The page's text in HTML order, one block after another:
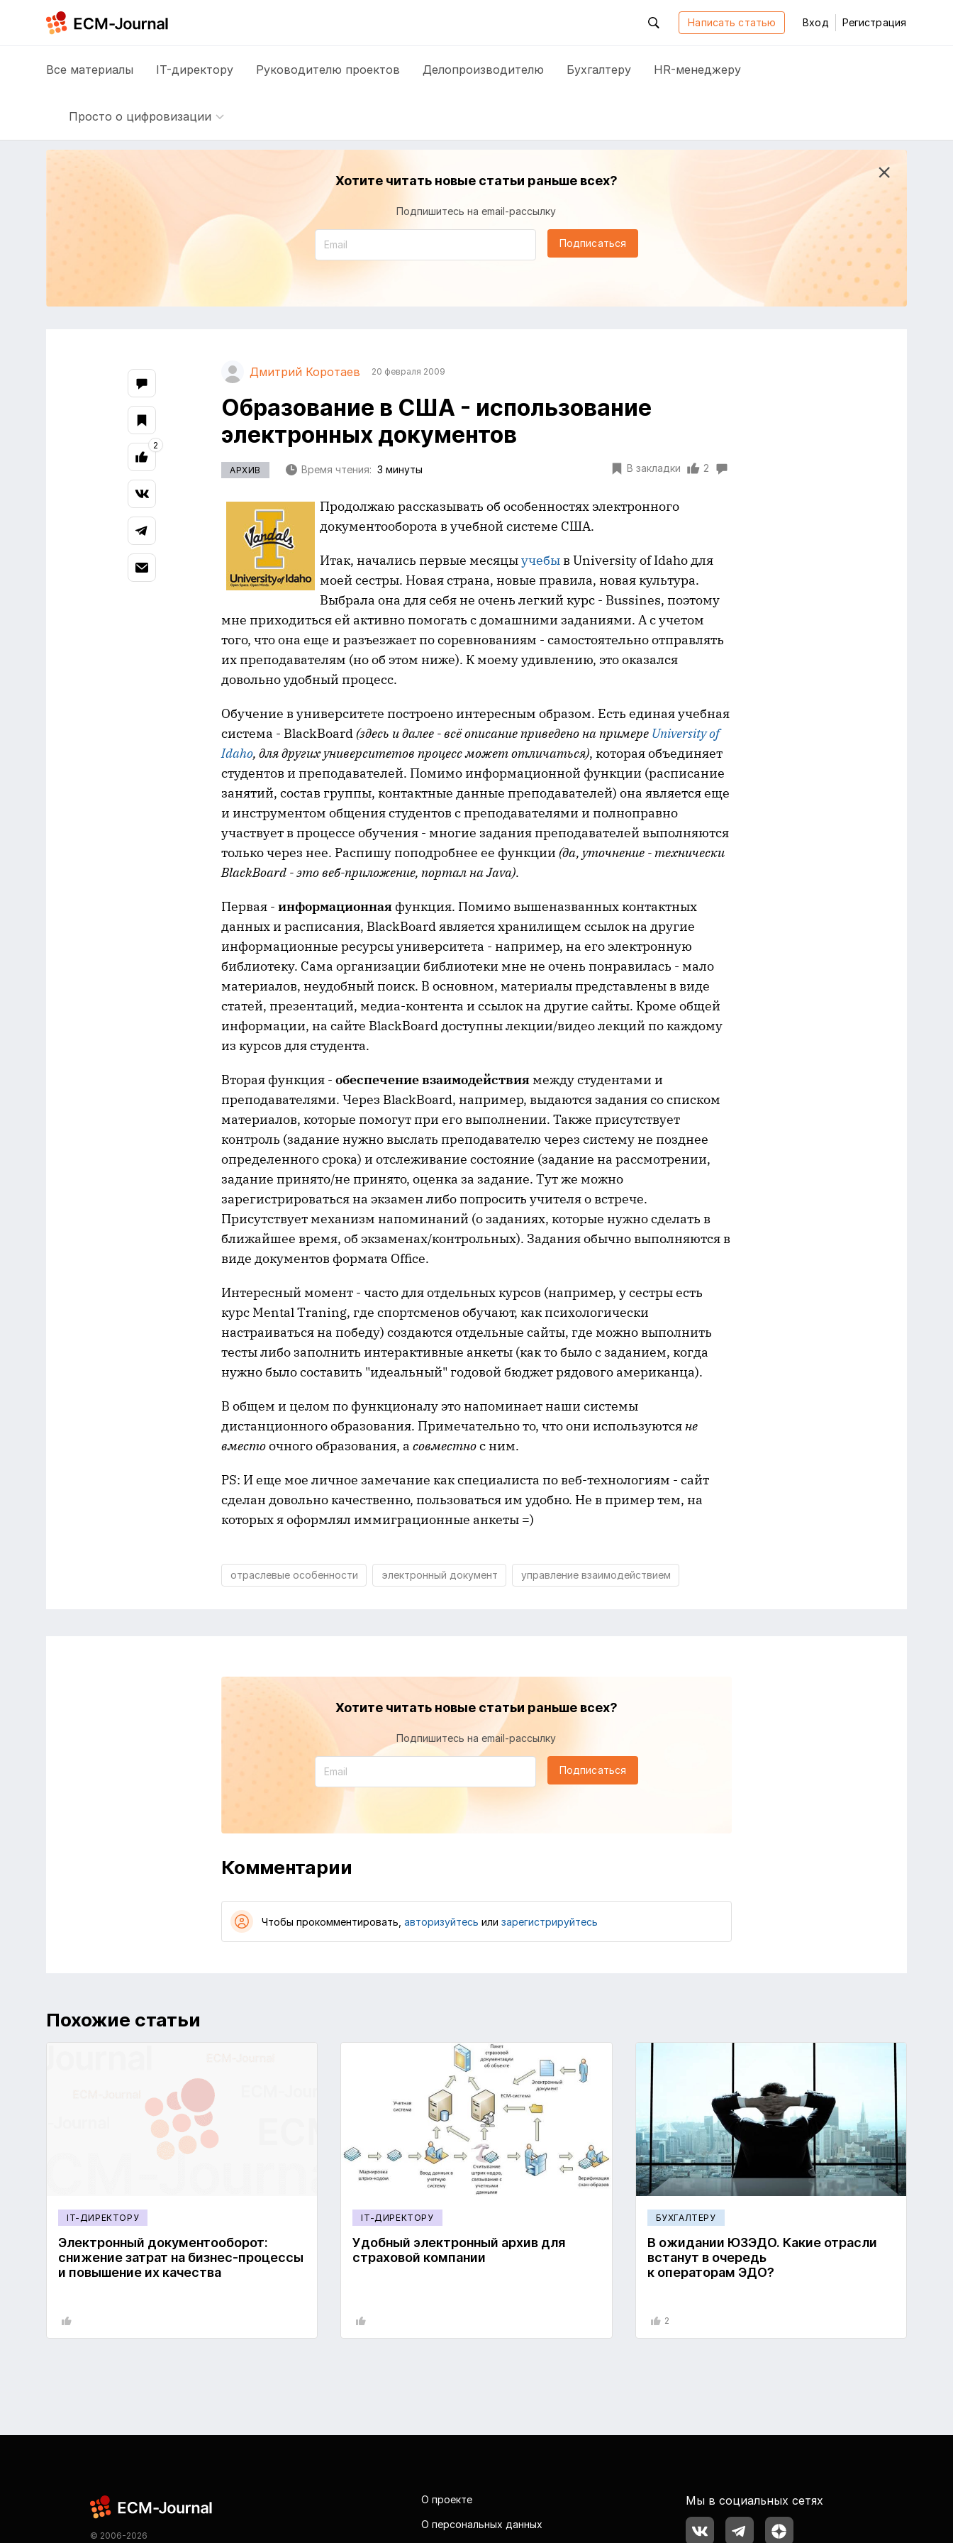
Написать статью Вход Регистрация
Все материалы IT-директору Руководителю проектов Делопроизводителю Бухгалтеру HR-менеджеру
Просто о цифровизации
Хотите читать новые статьи раньше всех?
Подпишитесь на email-рассылку
Подписаться
Дмитрий Коротаев 20 февраля 2009
Образование в США - использование
электронных документов
АРХИВ Время чтения: 3 минуты В закладки 2
Продолжаю рассказывать об особенностях электронного
документооборота в учебной системе США.
Итак, начались первые месяцыучебыв University of Idaho для
моей сестры. Новая страна, новые правила, новая культура.
Выбрала она для себя не очень легкий курс - Bussines, поэтому
мне приходиться ей активно помогать с домашними заданиями. А с учетом
того, что она еще и разъезжает по соревнованиям - самостоятельно отправлять
их преподавателям (но об этом ниже). К моему удивлению, это оказался
довольно удобный процесс.
Обучение в университете построено интересным образом. Есть единая учебная
система - BlackBoard (здесь и далее - всё описание приведено на примере University of
Idaho, для других университетов процесс может отличаться), которая объединяет
студентов и преподавателей. Помимо информационной функции (расписание
занятий, состав группы, контактные данные преподавателей) она является еще
и инструментом общения студентов с преподавателями и полноправно
участвует в процессе обучения - многие задания преподавателей выполняются
только через нее. Распишу поподробнее ее функции (да, уточнение - технически
BlackBoard - это веб-приложение, портал на Java).
Первая - информационная функция. Помимо вышеназванных контактных
данных и расписания, BlackBoard является хранилищем ссылок на другие
информационные ресурсы университета - например, на его электронную
библиотеку. Сама организации библиотеки мне не очень понравилась - мало
материалов, неудобный поиск. В основном, материалы представлены в виде
статей, презентаций, медиа-контента и ссылок на другие сайты. Кроме общей
информации, на сайте BlackBoard доступны лекции/видео лекций по каждому
из курсов для студента.
Вторая функция - обеспечение взаимодействиямежду студентами и
преподавателями. Через BlackBoard, например, выдаются задания со списком
материалов, которые помогут при его выполнении. Также присутствует
контроль (задание нужно выслать преподавателю через систему не позднее
определенного срока) и отслеживание состояние (задание на рассмотрении,
задание принято/не принято, оценка за задание. Тут же можно
зарегистрироваться на экзамен либо попросить учителя о встрече.
Присутствует механизм напоминаний (о заданиях, которые нужно сделать в
ближайшее время, об экзаменах/контрольных). Задания обычно выполняются в
виде документов формата Office.
Интересный момент - часто для отдельных курсов (например, у сестры есть
курс Mental Traning, где спортсменов обучают, как психологически
настраиваться на победу) создаются отдельные сайты, где можно выполнить
тесты либо заполнить интерактивные анкеты (как то было с заданием, когда
нужно было составить "идеальный" годовой бюджет рядового американца).
В общем и целом по функционалу это напоминает наши системы
дистанционного образования. Примечательно то, что они используютсяне
вместоочного образования, а совместнос ним.
PS: И еще мое личное замечание как специалиста по веб-технологиям - сайт
сделан довольно качественно, пользоваться им удобно. Не в пример тем, на
которых я оформлял иммиграционные анкеты =)
отраслевые особенности электронный документ управление взаимодействием
2
Хотите читать новые статьи раньше всех?
Подпишитесь на email-рассылку
Подписаться
Комментарии
Чтобы прокомментировать, авторизуйтесь или зарегистрируйтесь
Похожие статьи
IT-ДИРЕКТОРУ
Электронный документооборот:
снижение затрат на бизнес-процессы
и повышение их качества
IT-ДИРЕКТОРУ
Удобный электронный архив для
страховой компании
БУХГАЛТЕРУ
В ожидании ЮЗЭДО. Какие отрасли
встанут в очередь
к операторам ЭДО?
2
© 2006-2026
О проекте
О персональных данных
Мы в социальных сетях